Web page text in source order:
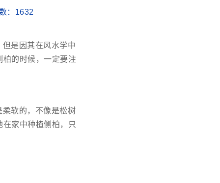
： 1632
是因其在风水学中
的时候，一定要注
软的，不像是松树
家中种植侧柏，只